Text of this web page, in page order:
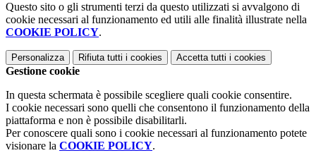
Questo sito o gli strumenti terzi da questo utilizzati si avvalgono di
cookie necessari al funzionamento ed utili alle finalità illustrate nella
COOKIE POLICY.
Personalizza Rifiuta tutti i cookies Accetta tutti i cookies
Gestione cookie
In questa schermata è possibile scegliere quali cookie consentire.
I cookie necessari sono quelli che consentono il funzionamento della
piattaforma e non è possibile disabilitarli.
Per conoscere quali sono i cookie necessari al funzionamento potete
visionare la COOKIE POLICY.